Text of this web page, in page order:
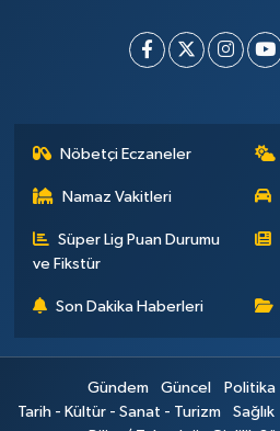
Nöbetçi Eczaneler
Namaz Vakitleri
Süper Lig Puan Durumu
ve Fikstür
Son Dakika Haberleri
Gündem Güncel Politika
Tarih - Kültür - Sanat - Turizm
Sağlık